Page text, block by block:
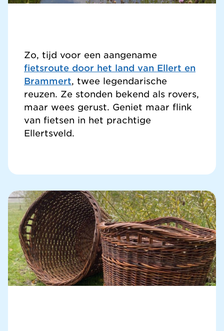
Zo, tijd voor een aangename
fietsroute door het land van Ellert en
Brammert, twee legendarische
reuzen. Ze stonden bekend als rovers,
maar wees gerust. Geniet maar flink
van fietsen in het prachtige
Ellertsveld.